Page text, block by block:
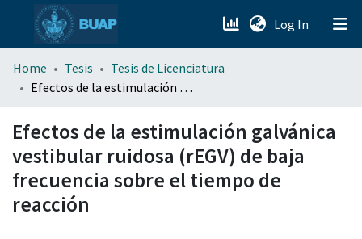
Log In (current)
menu.section.about_menu
Home Tesis
Tesis de Licenciatura
Efectos de la estimulación galvánica vestibular ruidosa (rEGV) de baja frecuencia sobre el tiempo de reacción
Efectos de la estimulación galvánica
vestibular ruidosa (rEGV) de baja
frecuencia sobre el tiempo de
reacción